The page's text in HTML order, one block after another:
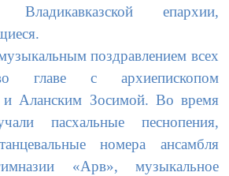
епархии,
поздравлением всех
главе с архиепископом
и Аланским Зосимой. Во время
пасхальные песнопения,
номера ансамбля
«Арв», музыкальное